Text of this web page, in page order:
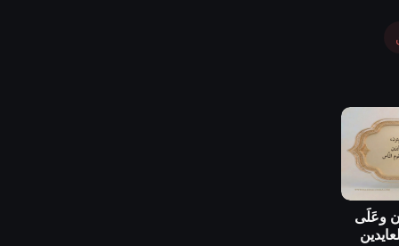
وعَلَى